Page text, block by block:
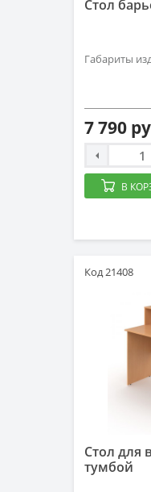
Стол
Габариты
7 790
В
Код 21408
Стол для
тумбой